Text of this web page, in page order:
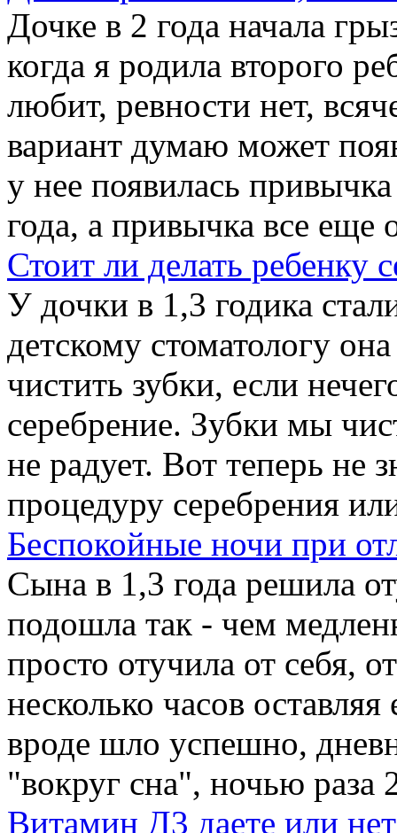
Дочке в 2 года начала
когда я родила второго
любит, ревности нет,
вариант думаю может
у нее появилась
года, а привычка все еще
Стоит ли делать ребенку
У дочки в 1,3 годика
детскому стоматологу
чистить зубки, если
серебрение. Зубки мы
не радует. Вот теперь не
процедуру серебрения
Беспокойные ночи при
Сына в 1,3 года решила
подошла так - чем
просто отучила от себя,
несколько часов
вроде шло успешно,
"вокруг сна", ночью раза
Витамин Д3 даете или